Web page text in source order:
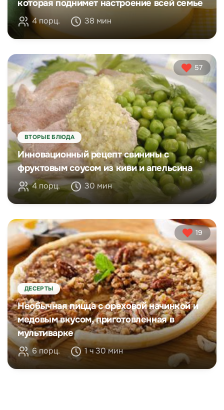
которая поднимет настроение всей семье
4 порц. 38 мин
57
ВТОРЫЕ БЛЮДА
Инновационный рецепт свинины с
фруктовым соусом из киви и апельсина
4 порц. 30 мин
19
ДЕСЕРТЫ
Необычная пицца с ореховой начинкой и
медовым вкусом, приготовленная в
мультиварке
6 порц. 1 ч 30 мин